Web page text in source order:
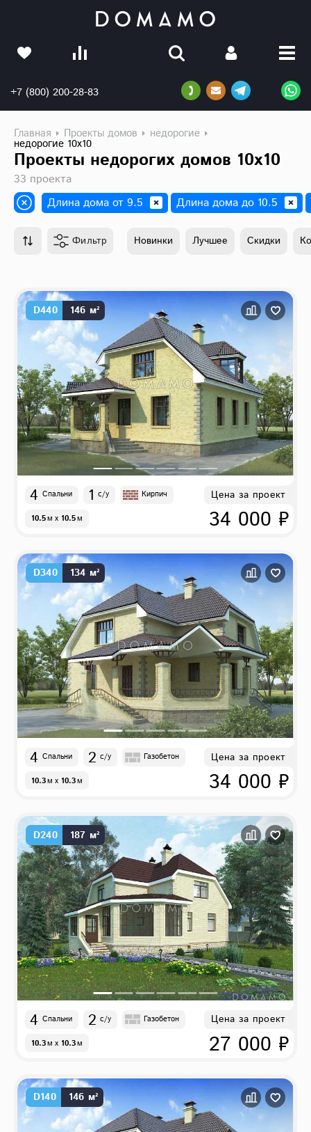
+7 (800) 200-28-83
Главная Проекты домов недорогие
недорогие 10х10
Проекты недорогих домов 10х10
33 проекта
Длина дома от 9.5
Длина дома до 10.5
Фильтр Новинки Лучшее Скидки
D440 146 м²
4 Спальни 1 с/у Кирпич
10.5м x 10.5м
Цена за проект
34 000 ₽
D340 134 м²
4 Спальни 2 с/у Газобетон
10.3м x 10.3м
Цена за проект
34 000 ₽
D240 187 м²
4 Спальни 2 с/у Газобетон
10.3м x 10.3м
Цена за проект
27 000 ₽
D140 146 м²